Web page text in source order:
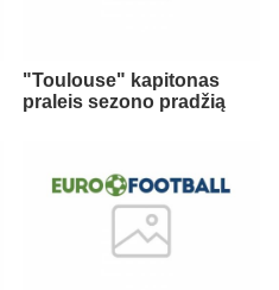
"Toulouse" kapitonas
praleis sezono pradžią